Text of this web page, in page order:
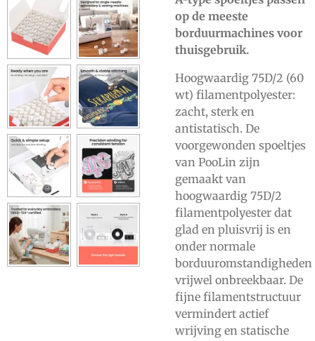
op de meeste
borduurmachines voor
thuisgebruik.
Hoogwaardig 75D/2 (60
wt) filamentpolyester:
zacht, sterk en
antistatisch. De
voorgewonden spoeltjes
van PooLin zijn
gemaakt van
hoogwaardig 75D/2
filamentpolyester dat
glad en pluisvrij is en
onder normale
borduuromstandigheden
vrijwel onbreekbaar. De
fijne filamentstructuur
vermindert actief
wrijving en statische